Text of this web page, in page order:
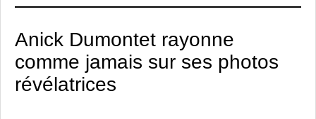
Anick Dumontet rayonne
comme jamais sur ses photos
révélatrices